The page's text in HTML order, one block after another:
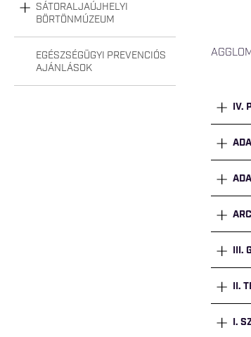
SÁTORALJAÚJHELYI
BÖRTÖNMÚZEUM
EGÉSZSÉGÜGYI PREVENCIÓS
AJÁNLÁSOK
IV.
III.
II.
I.